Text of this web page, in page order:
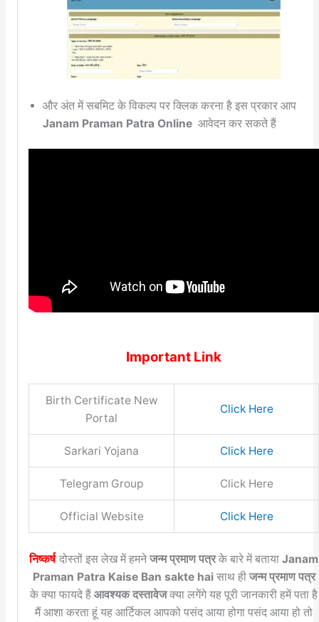
और अंत में सबमिट के विकल्प पर क्लिक करना है इस प्रकार आप
Janam Praman Patra Online आवेदन कर सकते हैं
Important Link
Birth Certificate New
Portal
Click Here
Sarkari Yojana Click Here
Telegram Group Click Here
Official Website Click Here
निष्कर्ष दोस्तों इस लेख में हमनेजन्म प्रमाण पत्रके बारे में बतायाJanam
Praman Patra Kaise Ban sakte haiसाथ ही जन्म प्रमाण पत्र
के क्या फायदे हैंआवश्यक दस्तावेजक्या लगेंगे यह पूरी जानकारी हमें पता है
मैं आशा करता हूं यह आर्टिकल आपको पसंद आया होगा पसंद आया हो तो